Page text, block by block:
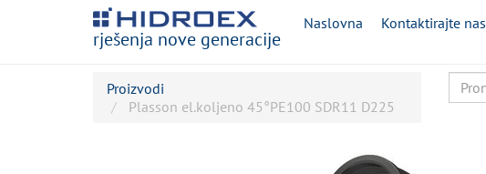
rješenja nove generacije
Naslovna Kontaktirajte nas
Proizvodi
Plasson el.koljeno 45°PE100 SDR11 D225